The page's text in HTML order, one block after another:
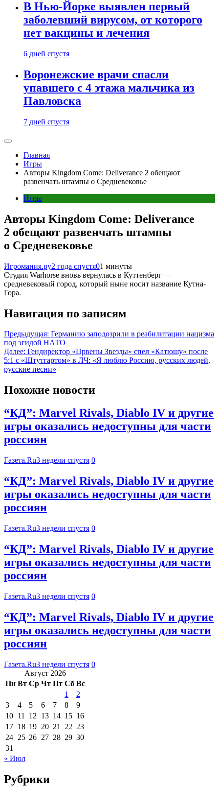
В Нью-Йорке выявлен первый
заболевший вирусом, от которого
нет вакцины и лечения
6 дней спустя
Воронежские врачи спасли
упавшего с 4 этажа мальчика из
Павловска
7 дней спустя
Главная
Игры
Авторы Kingdom Come: Deliverance 2 обещают
развенчать штампы о Средневековье
Игры
Авторы Kingdom Come: Deliverance
2 обещают развенчать штампы
о Средневековье
Игромания.ру2 года спустя01 минуты
Студия Warhorse вновь вернулась в Куттенберг —
средневековый город, который ныне носит название Кутна-
Гора.
Навигация по записям
Предыдущая: Германию заподозрили в реабилитации нацизма
под эгидой НАТО
Далее: Гендиректор «Црвены Звезды» спел «Катюшу» после
5:1 с «Штутгартом» в ЛЧ: «Я люблю Россию, русских людей,
русские песни»
Похожие новости
“КД”: Marvel Rivals, Diablo IV и другие
игры оказались недоступны для части
россиян
Газета.Ru3 недели спустя 0
“КД”: Marvel Rivals, Diablo IV и другие
игры оказались недоступны для части
россиян
Газета.Ru3 недели спустя 0
“КД”: Marvel Rivals, Diablo IV и другие
игры оказались недоступны для части
россиян
Газета.Ru3 недели спустя 0
“КД”: Marvel Rivals, Diablo IV и другие
игры оказались недоступны для части
россиян
Газета.Ru3 недели спустя 0
Август 2026
Пн Вт Ср Чт Пт Сб Вс
1
2
3
4 5 6 7 8
9
10 11 12 13 14 15 16
17 18 19 20 21 22 23
24 25 26 27 28 29 30
31
« Июл
Рубрики